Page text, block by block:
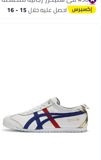
#36 في سنيكرز رجالية منخفضة احصل عليه خلال 15 - 16
اغسطس